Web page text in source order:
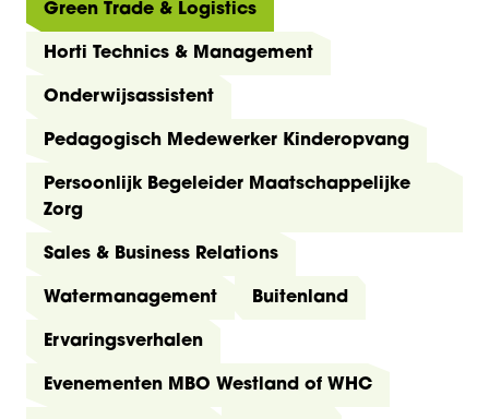
Green Trade & Logistics
Horti Technics & Management
Onderwijsassistent
Pedagogisch Medewerker Kinderopvang
Persoonlijk Begeleider Maatschappelijke
Zorg
Sales & Business Relations
Watermanagement Buitenland
Ervaringsverhalen
Evenementen MBO Westland of WHC